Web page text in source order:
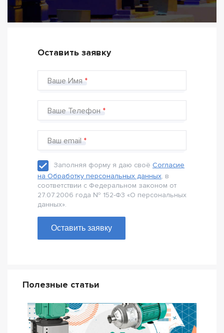
Оставить заявку
Ваше Имя
Ваше Телефон
Ваш email
Заполняя форму я даю своё Согласие
на Обработку персональных данных, в
соответствии с Федеральном законом от
27.07.2006 года № 152-Ф3 «О персональных
данных».
Оставить заявку
Полезные статьи